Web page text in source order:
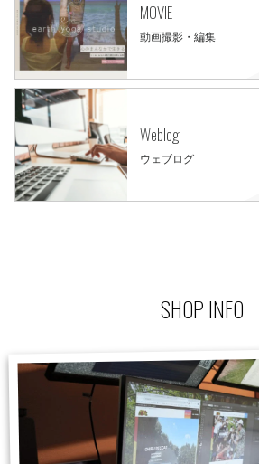
MOVIE
動画撮影・編集
Weblog
ウェブログ
SHOP INFO